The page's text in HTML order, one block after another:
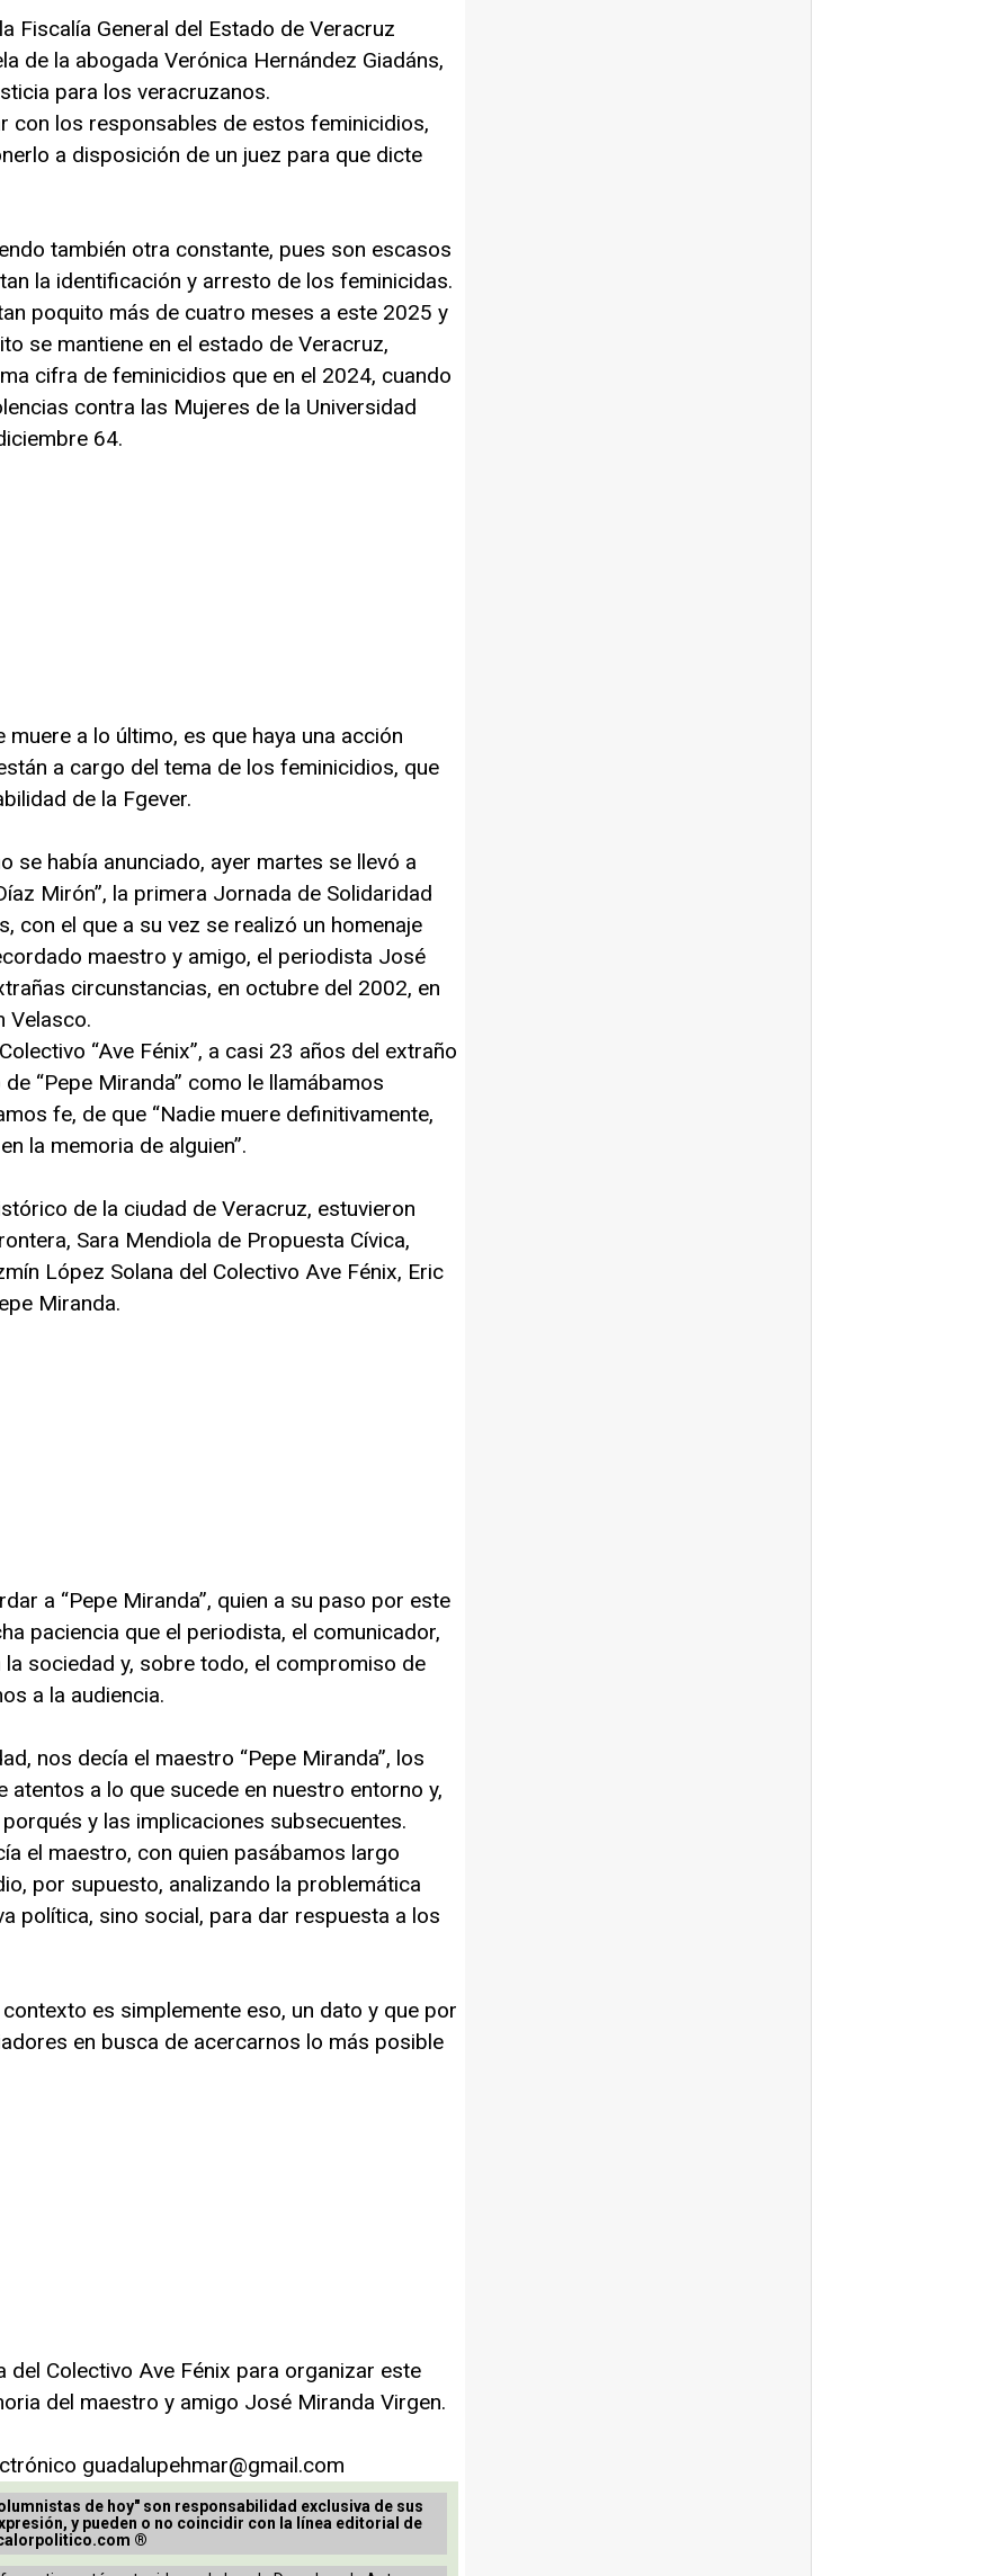
Fiscalía General del Estado de Veracruz
de la abogada Verónica Hernández Giadáns,
para los veracruzanos.
con los responsables de estos feminicidios,
a disposición de un juez para que dicte
también otra constante, pues son escasos
la identificación y arresto de los feminicidas.
poquito más de cuatro meses a este 2025 y
se mantiene en el estado de Veracruz,
cifra de feminicidios que en el 2024, cuando
contra las Mujeres de la Universidad
64.
a lo último, es que haya una acción
a cargo del tema de los feminicidios, que
de la Fgever.
se había anunciado, ayer martes se llevó a
Mirón”, la primera Jornada de Solidaridad
con el que a su vez se realizó un homenaje
maestro y amigo, el periodista José
circunstancias, en octubre del 2002, en
Velasco.
“Ave Fénix”, a casi 23 años del extraño
“Pepe Miranda” como le llamábamos
fe, de que “Nadie muere definitivamente,
la memoria de alguien”.
de la ciudad de Veracruz, estuvieron
Sara Mendiola de Propuesta Cívica,
López Solana del Colectivo Ave Fénix, Eric
Miranda.
a “Pepe Miranda”, quien a su paso por este
paciencia que el periodista, el comunicador,
sociedad y, sobre todo, el compromiso de
a la audiencia.
nos decía el maestro “Pepe Miranda”, los
a lo que sucede en nuestro entorno y,
y las implicaciones subsecuentes.
el maestro, con quien pasábamos largo
por supuesto, analizando la problemática
política, sino social, para dar respuesta a los
es simplemente eso, un dato y que por
en busca de acercarnos lo más posible
del Colectivo Ave Fénix para organizar este
del maestro y amigo José Miranda Virgen.
guadalupehmar@gmail.com
de hoy" son responsabilidad exclusiva de sus
y pueden o no coincidir con la línea editorial de
®